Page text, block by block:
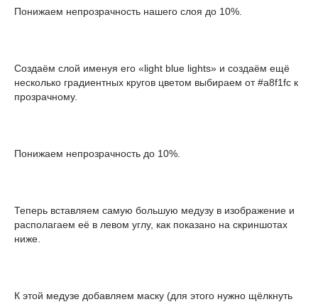
Понижаем непрозрачность нашего слоя до 10%.
Создаём слой именуя его «light blue lights» и создаём ещё
несколько градиентных кругов цветом выбираем от #a8f1fc к
прозрачному.
Понижаем непрозрачность до 10%.
Теперь вставляем самую большую медузу в изображение и
располагаем её в левом углу, как показано на скриншотах
ниже.
К этой медузе добавляем маску (для этого нужно щёлкнуть